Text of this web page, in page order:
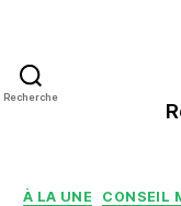
Recherche
À LA UNE CONSEIL